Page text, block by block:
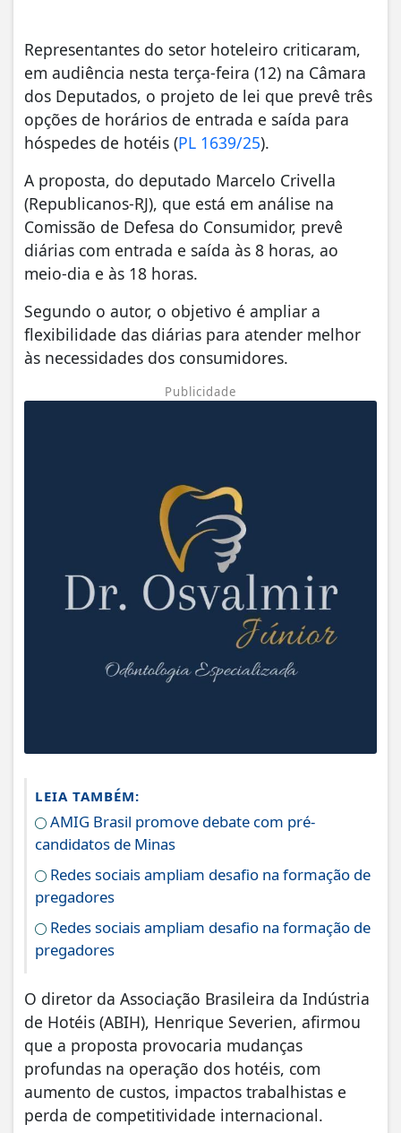
Representantes do setor hoteleiro criticaram,
em audiência nesta terça-feira (12) na Câmara
dos Deputados, o projeto de lei que prevê três
opções de horários de entrada e saída para
hóspedes de hotéis (PL 1639/25).
A proposta, do deputado Marcelo Crivella
(Republicanos-RJ), que está em análise na
Comissão de Defesa do Consumidor, prevê
diárias com entrada e saída às 8 horas, ao
meio-dia e às 18 horas.
Segundo o autor, o objetivo é ampliar a
flexibilidade das diárias para atender melhor
às necessidades dos consumidores.
Publicidade
LEIA TAMBÉM:
AMIG Brasil promove debate com pré-
candidatos de Minas
Redes sociais ampliam desafio na formação de
pregadores
Redes sociais ampliam desafio na formação de
pregadores
O diretor da Associação Brasileira da Indústria
de Hotéis (ABIH), Henrique Severien, afirmou
que a proposta provocaria mudanças
profundas na operação dos hotéis, com
aumento de custos, impactos trabalhistas e
perda de competitividade internacional.